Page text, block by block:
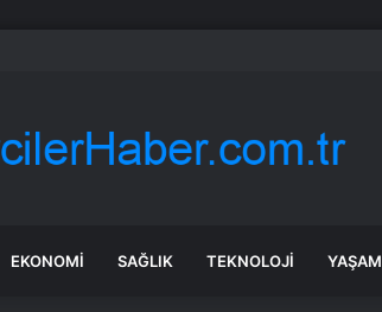
bankalarının kredi sınırlarını yeniden belirledi
EKONOMI SAĞLIK TEKNOLOJI YAŞAM